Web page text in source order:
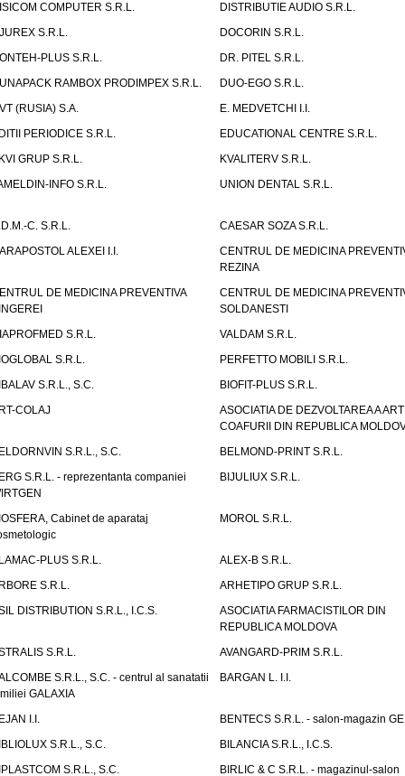
COMPUTER S.R.L.
DISTRIBUTIE AUDIO S.R.L.
S.R.L.
DOCORIN S.R.L.
PLUS S.R.L.
DR. PITEL S.R.L.
RAMBOX PRODIMPEX S.R.L.
DUO-EGO S.R.L.
(RUSIA) S.A.
E. MEDVETCHI I.I.
PERIODICE S.R.L.
EDUCATIONAL CENTRE S.R.L.
GRUP S.R.L.
KVALITERV S.R.L.
INFO S.R.L.
UNION DENTAL S.R.L.
C. S.R.L.
CAESAR SOZA S.R.L.
ALEXEI I.I.
CENTRUL DE MEDICINA
REZINA
DE MEDICINA PREVENTIVA
CENTRUL DE MEDICINA
SOLDANESTI
S.R.L.
VALDAM S.R.L.
S.R.L.
PERFETTO MOBILI S.R.L.
S.R.L., S.C.
BIOFIT-PLUS S.R.L.
COLAJ
ASOCIATIA DE DEZVOLTAREA A
COAFURII DIN REPUBLICA
S.R.L., S.C.
BELMOND-PRINT S.R.L.
S.R.L. - reprezentanta companiei
BIJULIUX S.R.L.
Cabinet de aparataj
MOROL S.R.L.
PLUS S.R.L.
ALEX-B S.R.L.
S.R.L.
ARHETIPO GRUP S.R.L.
DISTRIBUTION S.R.L., I.C.S.
ASOCIATIA FARMACISTILOR DIN
REPUBLICA MOLDOVA
S.R.L.
AVANGARD-PRIM S.R.L.
S.R.L., S.C. - centrul al sanatatii
GALAXIA
BARGAN L. I.I.
I.I.
BENTECS S.R.L. - salon-magazin
S.R.L., S.C.
BILANCIA S.R.L., I.C.S.
S.R.L., S.C.
BIRLIC & C S.R.L. - magazinul-salon